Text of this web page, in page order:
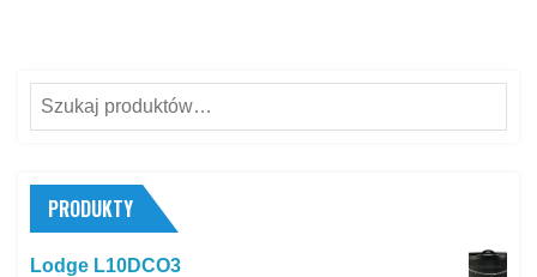
Szukaj:
PRODUKTY
Lodge L10DCO3